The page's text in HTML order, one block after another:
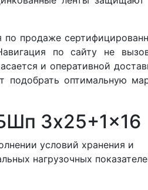
продаже
по сайту не
и оперативной
подобрать оптимальную
3x25+1x16
условий хранения и
нагрузочных